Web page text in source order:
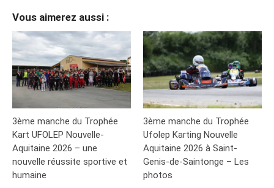
Vous aimerez aussi :
3ème manche du Trophée
Kart UFOLEP Nouvelle-
Aquitaine 2026 – une
nouvelle réussite sportive et
humaine
3ème manche du Trophée
Ufolep Karting Nouvelle
Aquitaine 2026 à Saint-
Genis-de-Saintonge – Les
photos